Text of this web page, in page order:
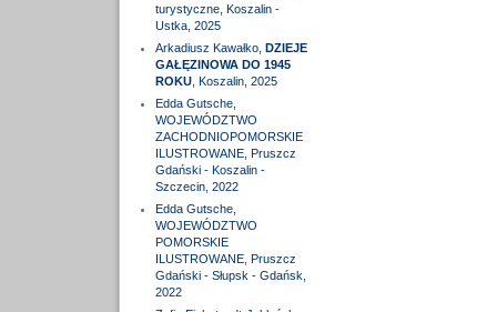
turystyczne, Koszalin -
Ustka, 2025
Arkadiusz Kawałko, DZIEJE
GAŁĘZINOWA DO 1945
ROKU, Koszalin, 2025
Edda Gutsche,
WOJEWÓDZTWO
ZACHODNIOPOMORSKIE
ILUSTROWANE, Pruszcz
Gdański - Koszalin -
Szczecin, 2022
Edda Gutsche,
WOJEWÓDZTWO
POMORSKIE
ILUSTROWANE, Pruszcz
Gdański - Słupsk - Gdańsk,
2022